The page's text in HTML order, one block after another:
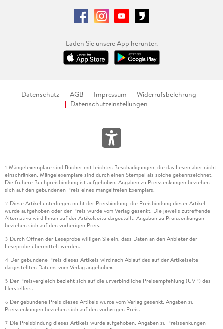
Laden Sie unsere App herunter.
Datenschutz AGB Impressum
Widerrufsbelehrung
Datenschutzeinstellungen
1 Mängelexemplare sind Bücher mit leichten Beschädigungen, die das Lesen aber nicht
einschränken. Mängelexemplare sind durch einen Stempel als solche gekennzeichnet.
Die frühere Buchpreisbindung ist aufgehoben. Angaben zu Preissenkungen beziehen
sich auf den gebundenen Preis eines mangelfreien Exemplars.
2 Diese Artikel unterliegen nicht der Preisbindung, die Preisbindung dieser Artikel
wurde aufgehoben oder der Preis wurde vom Verlag gesenkt. Die jeweils zutreffende
Alternative wird Ihnen auf der Artikelseite dargestellt. Angaben zu Preissenkungen
beziehen sich auf den vorherigen Preis.
3 Durch Öffnen der Leseprobe willigen Sie ein, dass Daten an den Anbieter der
Leseprobe übermittelt werden.
4 Der gebundene Preis dieses Artikels wird nach Ablauf des auf der Artikelseite
dargestellten Datums vom Verlag angehoben.
5 Der Preisvergleich bezieht sich auf die unverbindliche Preisempfehlung (UVP) des
Herstellers.
6 Der gebundene Preis dieses Artikels wurde vom Verlag gesenkt. Angaben zu
Preissenkungen beziehen sich auf den vorherigen Preis.
7 Die Preisbindung dieses Artikels wurde aufgehoben. Angaben zu Preissenkungen